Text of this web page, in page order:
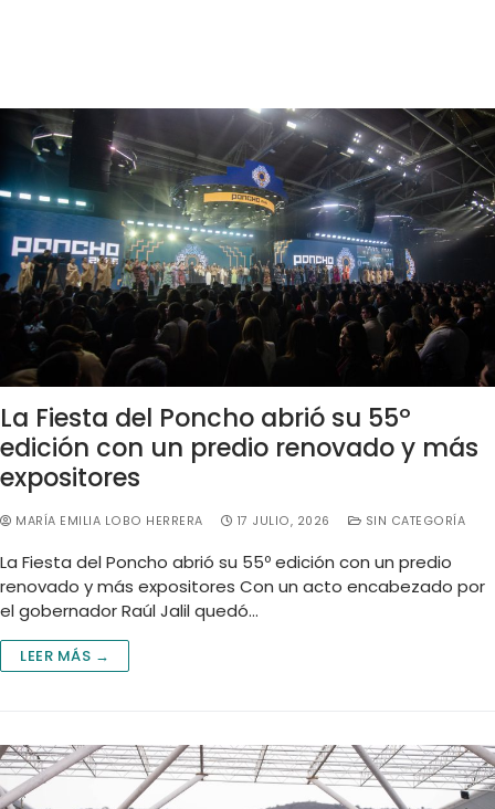
La Fiesta del Poncho abrió su 55º
edición con un predio renovado y más
expositores
MARÍA EMILIA LOBO HERRERA 17 JULIO, 2026 SIN CATEGORÍA
La Fiesta del Poncho abrió su 55º edición con un predio
renovado y más expositores Con un acto encabezado por
el gobernador Raúl Jalil quedó…
LEER MÁS →